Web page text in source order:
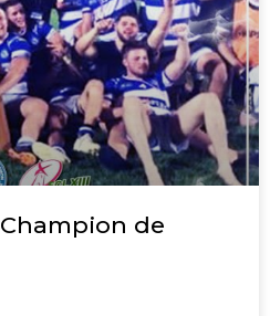
Champion de